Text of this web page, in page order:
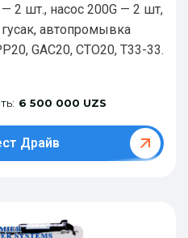
2 шт., насос 200G — 2 шт,
автопромывка
GAC20, CTO20, T33-33.
6 500 000 UZS
Драйв